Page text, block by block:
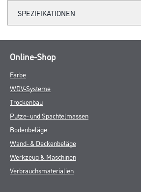
SPEZIFIKATIONEN
Online-Shop
Farbe
WDV-Systeme
Trockenbau
Putze- und Spachtelmassen
Bodenbeläge
Wand- & Deckenbeläge
Werkzeug & Maschinen
Verbrauchsmaterialien